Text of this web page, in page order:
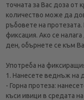
точната за Вас доза от
количество може да
ръбовете на
фиксация. Ако се
ден, обърнете се към
Употреба на
1. Нанесете веднъж на
- Горна протеза:
къси ивици в средата